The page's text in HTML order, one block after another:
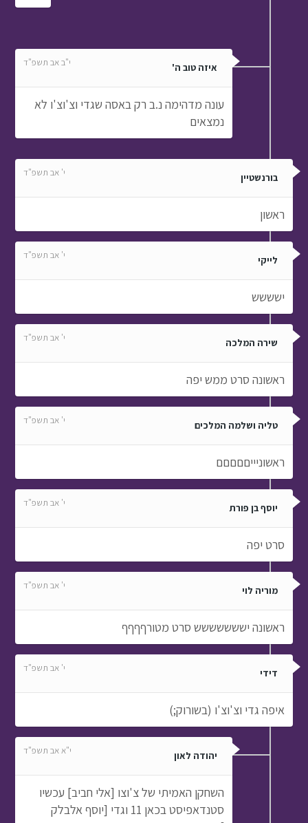
איזה טוב ה' י"ב אב תשפ"ד
עונה מדהימה נ.ב רק באסה שגדי וצ'וצ'ו לא
נמצאים
בורנשטיין י' אב תשפ"ד
ראשון
לייקי י' אב תשפ"ד
ישששש
שירה המלכה י' אב תשפ"ד
ראשונה סרט ממש יפה
טליה ושלמה המלכים י' אב תשפ"ד
ראשוניייםםםםם
יוסף בן פורת י' אב תשפ"ד
סרט יפה
מוריה לוי י' אב תשפ"ד
ראשונה יששששששש סרט מטורףףףף
דידי י' אב תשפ"ד
איפה גדי וצ'וצ'ו (בשורוק;)
יהודה לאון י"א אב תשפ"ד
השחקן האמיתי של צ'וצו [אלי חביב] עכשיו
סטנדאפיסט בכאן 11 וגדי [יוסף אלבלק